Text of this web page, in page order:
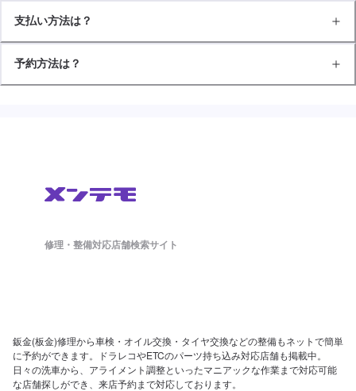
支払い方法は？
予約方法は？
修理・整備対応店舗検索サイト
鈑金(板金)修理から車検・オイル交換・タイヤ交換などの整備もネットで簡単
に予約ができます。ドラレコやETCのパーツ持ち込み対応店舗も掲載中。
日々の洗車から、アライメント調整といったマニアックな作業まで対応可能
な店舗探しができ、来店予約まで対応しております。